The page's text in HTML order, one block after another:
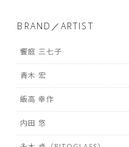
BRAND／ARTIST
饗庭 三七子
青木 宏
飯高 幸作
内田 悠